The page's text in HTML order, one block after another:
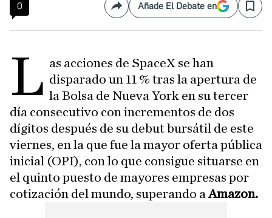
0 CompartirAñade El Debate en Save
L as acciones de SpaceX se han
disparado un 11 % tras la apertura de
la Bolsa de Nueva York en su tercer
día consecutivo con incrementos de dos
dígitos después de su debut bursátil de este
viernes, en la que fue la mayor oferta pública
inicial (OPI), con lo que consigue situarse en
el quinto puesto de mayores empresas por
cotización del mundo, superando a Amazon.